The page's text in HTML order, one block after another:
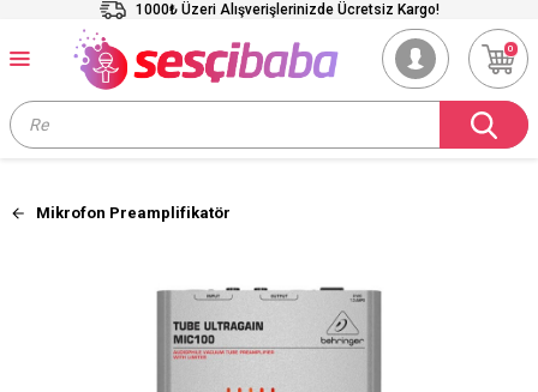
1000₺ Üzeri Alışverişlerinizde Ücretsiz Kargo!
0
Mikrofon Preamplifikatör